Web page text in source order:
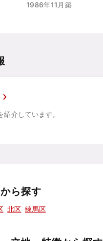
1986年11月築
介しています。
ら探す
北区 練馬区